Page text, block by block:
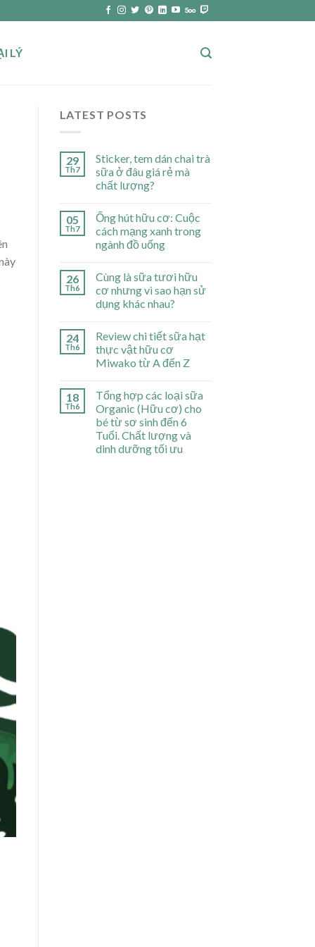
LÝ
LATEST POSTS
29
Th7
Sticker, tem dán chai trà
sữa ở đâu giá rẻ mà
chất lượng?
05
Th7
Ống hút hữu cơ: Cuộc
cách mạng xanh trong
ngành đồ uống
26
Th6
Cùng là sữa tươi hữu
cơ nhưng vì sao hạn sử
dụng khác nhau?
24
Th6
Review chi tiết sữa hạt
thực vật hữu cơ
Miwako từ A đến Z
18
Th6
Tổng hợp các loại sữa
Organic (Hữu cơ) cho
bé từ sơ sinh đến 6
Tuổi. Chất lượng và
dinh dưỡng tối ưu